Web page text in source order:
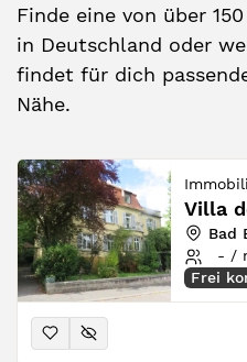
Finde eine von über
in Deutschland oder
findet für dich
Nähe.
Bad
- /
Frei